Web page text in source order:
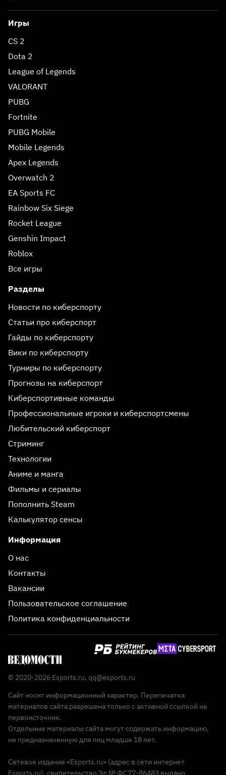
Игры
CS 2
Dota 2
League of Legends
VALORANT
PUBG
Fortnite
PUBG Mobile
Mobile Legends
Apex Legends
Overwatch 2
EA Sports FC
Rainbow Six Siege
Rocket League
Genshin Impact
Roblox
Все игры
Разделы
Новости по киберспорту
Статьи про киберспорт
Гайды по киберспорту
Вики по киберспорту
Турниры по киберспорту
Прогнозы на киберспорт
Киберспортивные команды
Профессиональные игроки и киберспортсмены
Любительский киберспорт
Стриминг
Технологии
Аниме и манга
Фильмы и сериалы
Пополнить Steam
Калькулятор сенсы
Информация
О нас
Контакты
Вакансии
Пользовательское соглашение
Политика конфиденциальности
© 2020-2026 Esports.ru, qq@esports.ru
Сайт носит информационный характер. Перепечатка
материалов сайта разрешена только с активной ссылкой на
первоисточник.
Отдельные материалы сайта могут содержать информацию,
не предназначенную для лиц младше 18 лет.
Сетевое издание «Esports.ru» (адрес в сети интернет
Esports.ru), свидетельство Эл № ФС77-86483 выдано